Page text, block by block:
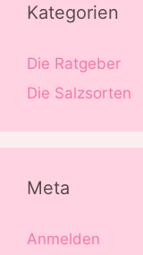
Kategorien
Die Ratgeber
Die Salzsorten
Meta
Anmelden